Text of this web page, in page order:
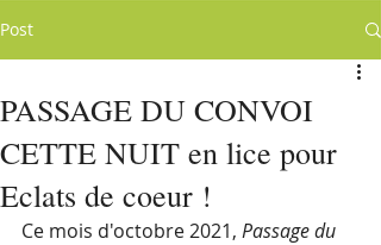
Post
PASSAGE DU CONVOI
CETTE NUIT en lice pour
Eclats de coeur !
Ce mois d'octobre 2021, Passage du